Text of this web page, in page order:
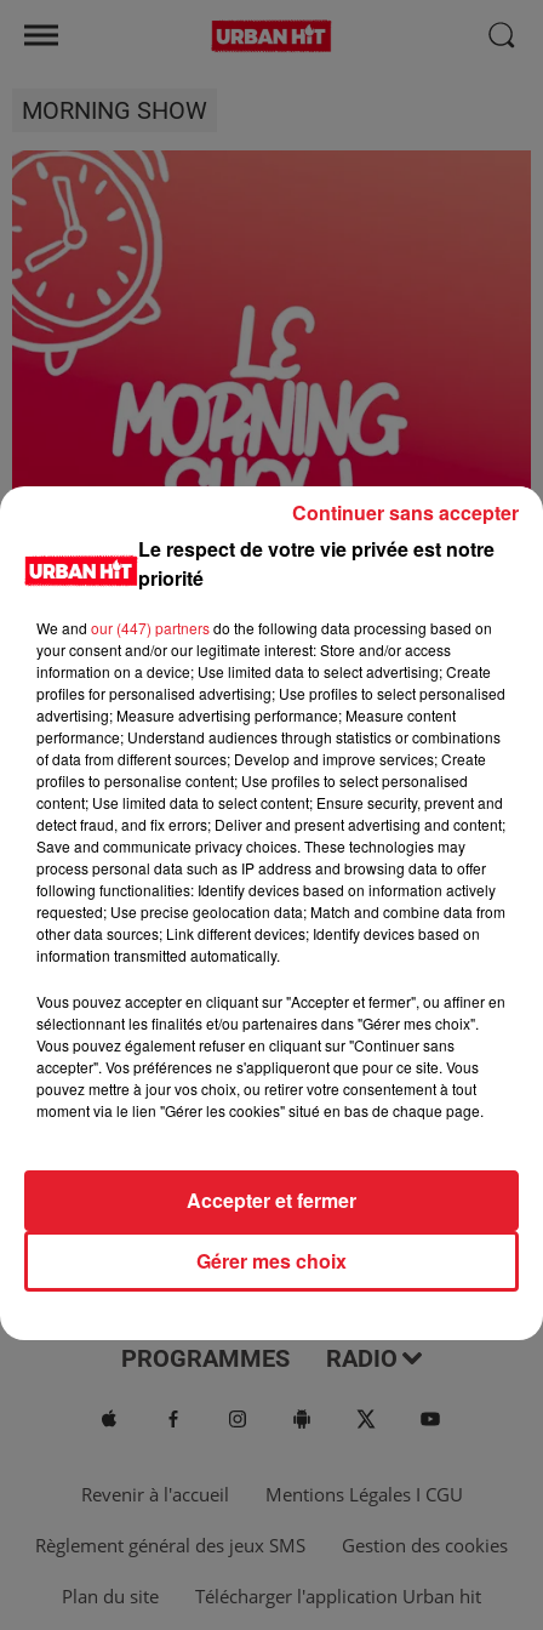
MORNING SHOW
0:00 4 min 20 sec
31 mai 2024 - 4 min 20 sec
MORNING SHOW 08H14 du 31.05.2024
Le Morning Show
ACTUS MUSIQUES
PROGRAMMES RADIO
Revenir à l'accueil Mentions Légales I CGU
Règlement général des jeux SMS Gestion des cookies
Plan du site Télécharger l'application Urban hit
Le respect de votre vie privée est notre
priorité
We and our (447) partnersdo the following data processing based on
your consent and/or our legitimate interest: Store and/or access
information on a device; Use limited data to select advertising; Create
profiles for personalised advertising; Use profiles to select personalised
advertising; Measure advertising performance; Measure content
performance; Understand audiences through statistics or combinations
of data from different sources; Develop and improve services; Create
profiles to personalise content; Use profiles to select personalised
content; Use limited data to select content; Ensure security, prevent and
detect fraud, and fix errors; Deliver and present advertising and content;
Save and communicate privacy choices. These technologies may
process personal data such as IP address and browsing data to offer
following functionalities: Identify devices based on information actively
requested; Use precise geolocation data; Match and combine data from
other data sources; Link different devices; Identify devices based on
information transmitted automatically.
Vous pouvez accepter en cliquant sur "Accepter et fermer", ou affiner en
sélectionnant les finalités et/ou partenaires dans "Gérer mes choix".
Vous pouvez également refuser en cliquant sur "Continuer sans
accepter". Vos préférences ne s'appliqueront que pour ce site. Vous
pouvez mettre à jour vos choix, ou retirer votre consentement à tout
moment via le lien "Gérer les cookies" situé en bas de chaque page.
Gérer mes choix
Accepter et fermer
Continuer sans accepter